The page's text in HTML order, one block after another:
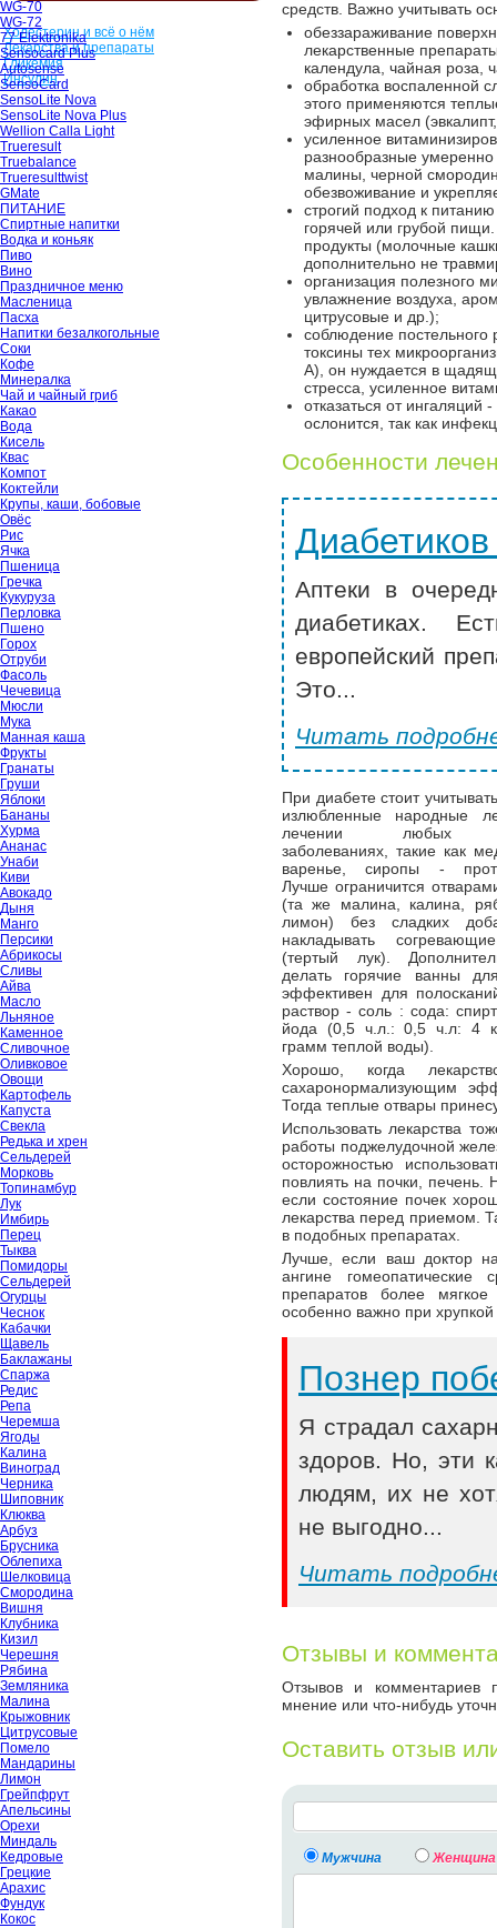
WG-70
WG-72
77 Elektronika
Sensocard Plus
Autosense
SensoCard
SensoLite Nova
SensoLite Nova Plus
Wellion Calla Light
Trueresult
Truebalance
Trueresulttwist
GMate
ПИТАНИЕ
Спиртные напитки
Водка и коньяк
Пиво
Вино
Праздничное меню
Масленица
Пасха
Напитки безалкогольные
Соки
Кофе
Минералка
Чай и чайный гриб
Какао
Вода
Кисель
Квас
Компот
Коктейли
Крупы, каши, бобовые
Овёс
Рис
Ячка
Пшеница
Гречка
Кукуруза
Перловка
Пшено
Горох
Отруби
Фасоль
Чечевица
Мюсли
Мука
Манная каша
Фрукты
Гранаты
Груши
Яблоки
Бананы
Хурма
Ананас
Унаби
Киви
Авокадо
Дыня
Манго
Персики
Абрикосы
Сливы
Айва
Масло
Льняное
Каменное
Сливочное
Оливковое
Овощи
Картофель
Капуста
Свекла
Редька и хрен
Сельдерей
Морковь
Топинамбур
Лук
Имбирь
Перец
Тыква
Помидоры
Сельдерей
Огурцы
Чеснок
Кабачки
Щавель
Баклажаны
Спаржа
Редис
Репа
Черемша
Ягоды
Калина
Виноград
Черника
Шиповник
Клюква
Арбуз
Брусника
Облепиха
Шелковица
Смородина
Вишня
Клубника
Кизил
Черешня
Рябина
Земляника
Малина
Крыжовник
Цитрусовые
Помело
Мандарины
Лимон
Грейпфрут
Апельсины
Орехи
Миндаль
Кедровые
Грецкие
Арахис
Фундук
Кокос
Холестерин и всё о нём
Лекарства и препараты
Гликемия
Инсулин
средств. Важно учитывать
обеззараживание
лекарственные
календула, чайная роза,
обработка воспаленной
этого применяются
эфирных масел
усиленное
разнообразные
малины, черной
обезвоживание и
строгий подход к
горячей или грубой
продукты (молочные
дополнительно не
организация полезного
увлажнение воздуха,
цитрусовые и др.);
соблюдение постельного
токсины тех
А), он нуждается в
стресса, усиленное
отказаться от ингаляций
ослонится, так как
Особенности
Аптеки в
диабетиках.
европейский
Это...
Читать
При диабете стоит
излюбленные народные
лечении любых
заболеваниях, такие как
варенье, сиропы -
Лучше ограничится
(та же малина, калина,
лимон) без сладких
накладывать
(тертый лук).
делать горячие ванны
эффективен для
раствор - соль : сода:
йода (0,5 ч.л.: 0,5 ч.л: 4
грамм теплой воды).
Хорошо, когда
сахаронормализующим
Тогда теплые отвары
Использовать лекарства
работы поджелудочной
осторожностью
повлиять на почки, печень.
если состояние почек
лекарства перед приемом.
в подобных препаратах.
Лучше, если ваш доктор
ангине гомеопатические
препаратов более
особенно важно при
Познер
Я страдал
здоров. Но, эти
людям, их не
не выгодно...
Читать
Отзывы и
Отзывов и комментариев
мнение или что-нибудь
Оставить отзыв
Мужчина Женщина